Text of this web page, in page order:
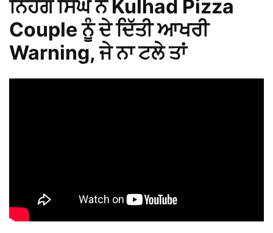
ਨਿਹੰਗ ਸਿੰਘ ਨੇ Kulhad Pizza
Couple ਨੂੰ ਦੇ ਦਿੱਤੀ ਆਖਰੀ
Warning, ਜੇ ਨਾ ਟਲੇ ਤਾਂ